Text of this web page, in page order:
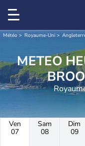
Météo Royaume-Uni
METEO
Ven
07
Sam
08
Dim
09